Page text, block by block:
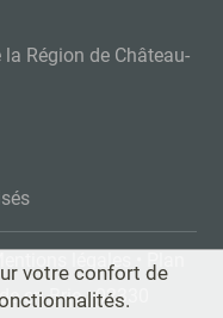
votre confort de
Région de Château-
légales
Plan
en Brie : 02330